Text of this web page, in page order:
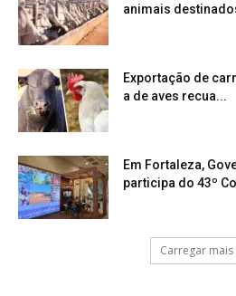
animais
Exportação de
a de aves recua...
Em Fortaleza,
participa do 43º
Carregar mais